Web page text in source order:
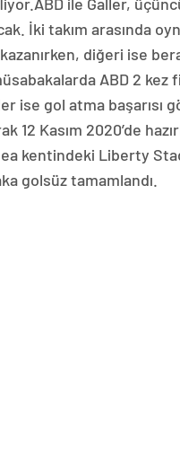
İki takım arasında
diğeri ise
ABD 2 kez
ise gol atma başarısı
12 Kasım 2020’de
kentindeki Liberty
golsüz tamamlandı.